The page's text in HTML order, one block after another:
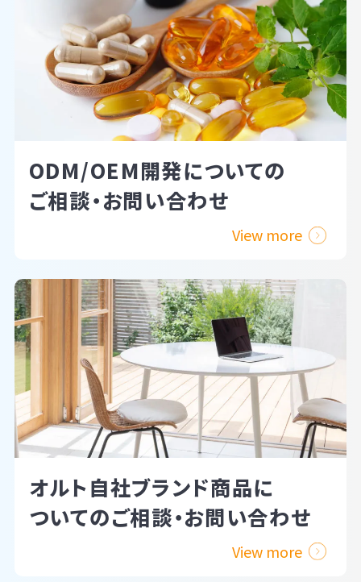
ODM/OEM開発についての
ご相談・お問い合わせ
View more
オルト自社ブランド商品に
ついてのご相談・お問い合わせ
View more